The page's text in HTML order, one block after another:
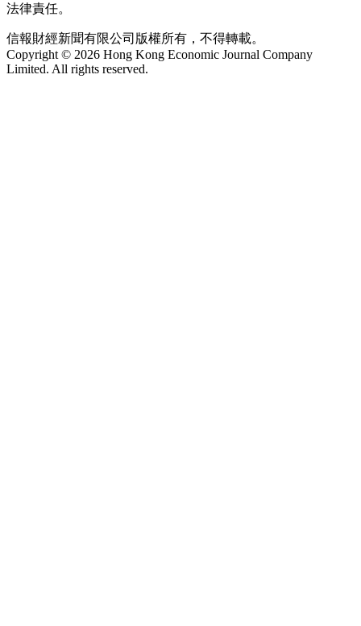
法律責任。
信報財經新聞有限公司版權所有，不得轉載。
Copyright © 2026 Hong Kong Economic Journal Company
Limited. All rights reserved.